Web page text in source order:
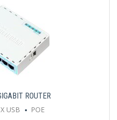
ROUTER
USB POE